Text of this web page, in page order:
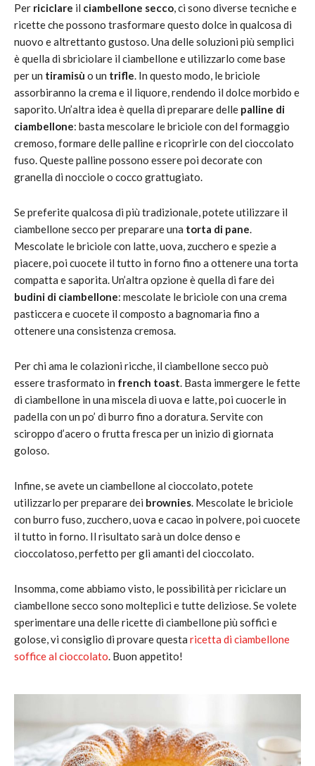
Per riciclare il ciambellone secco, ci sono diverse tecniche e
ricette che possono trasformare questo dolce in qualcosa di
nuovo e altrettanto gustoso. Una delle soluzioni più semplici
è quella di sbriciolare il ciambellone e utilizzarlo come base
per un tiramisù o un trifle. In questo modo, le briciole
assorbiranno la crema e il liquore, rendendo il dolce morbido e
saporito. Un’altra idea è quella di preparare delle palline di
ciambellone: basta mescolare le briciole con del formaggio
cremoso, formare delle palline e ricoprirle con del cioccolato
fuso. Queste palline possono essere poi decorate con
granella di nocciole o cocco grattugiato.
Se preferite qualcosa di più tradizionale, potete utilizzare il
ciambellone secco per preparare una torta di pane.
Mescolate le briciole con latte, uova, zucchero e spezie a
piacere, poi cuocete il tutto in forno fino a ottenere una torta
compatta e saporita. Un’altra opzione è quella di fare dei
budini di ciambellone: mescolate le briciole con una crema
pasticcera e cuocete il composto a bagnomaria fino a
ottenere una consistenza cremosa.
Per chi ama le colazioni ricche, il ciambellone secco può
essere trasformato in french toast. Basta immergere le fette
di ciambellone in una miscela di uova e latte, poi cuocerle in
padella con un po’ di burro fino a doratura. Servite con
sciroppo d’acero o frutta fresca per un inizio di giornata
goloso.
Infine, se avete un ciambellone al cioccolato, potete
utilizzarlo per preparare dei brownies. Mescolate le briciole
con burro fuso, zucchero, uova e cacao in polvere, poi cuocete
il tutto in forno. Il risultato sarà un dolce denso e
cioccolatoso, perfetto per gli amanti del cioccolato.
Insomma, come abbiamo visto, le possibilità per riciclare un
ciambellone secco sono molteplici e tutte deliziose. Se volete
sperimentare una delle ricette di ciambellone più soffici e
golose, vi consiglio di provare questa ricetta di ciambellone
soffice al cioccolato. Buon appetito!